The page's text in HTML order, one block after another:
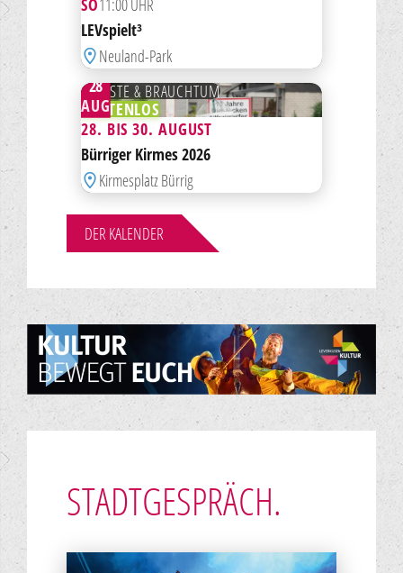
ZUR MERKLISTE HINZUFÜGEN
LEVspielt³
Neuland-Park
AB
28
AUG
FESTE & BRAUCHTUM
KOSTENLOS
ZUR MERKLISTE HINZUFÜGEN
28. BIS 30. AUGUST
Bürriger Kirmes 2026
Kirmesplatz Bürrig
DER KALENDER
STADTGESPRÄCH.